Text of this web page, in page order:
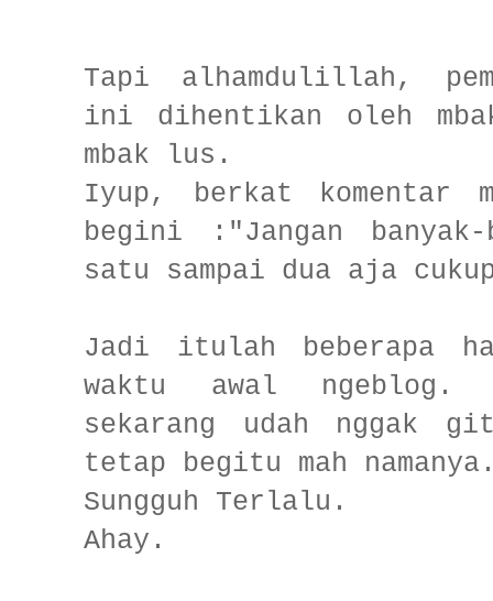
Tapi alhamdulillah,
ini dihentikan oleh
mbak lus.
Iyup, berkat komentar
begini :"Jangan
satu sampai dua aja
Jadi itulah beberapa
waktu awal ngeblog.
sekarang udah nggak
tetap begitu mah
Sungguh Terlalu.
Ahay.